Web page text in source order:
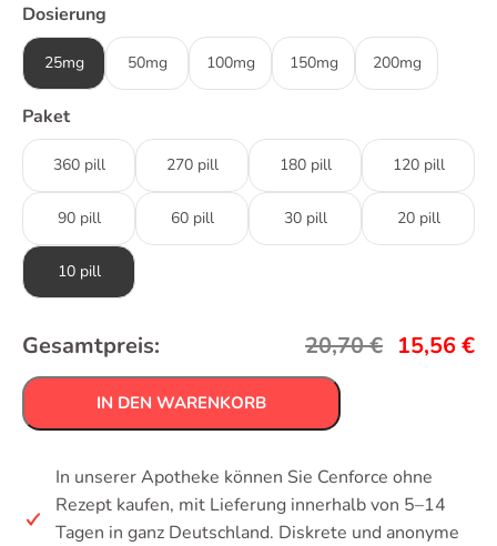
Dosierung
25mg 50mg 100mg 150mg 200mg
Paket
360 pill 270 pill 180 pill 120 pill
90 pill 60 pill 30 pill 20 pill
10 pill
Gesamtpreis: 20,70€ 15,56€
IN DEN WARENKORB
In unserer Apotheke können Sie Cenforce ohne
Rezept kaufen, mit Lieferung innerhalb von 5–14
Tagen in ganz Deutschland. Diskrete und anonyme